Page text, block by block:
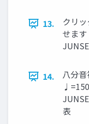
13.
クリ
せま
14.
八分
表